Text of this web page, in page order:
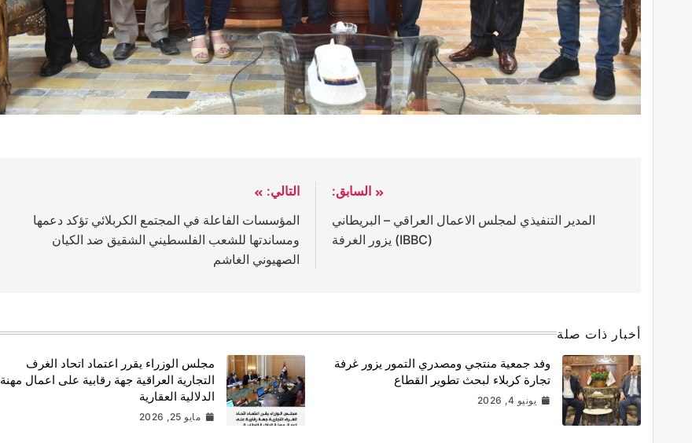
السابق:
المدير التنفيذي لمجلس الاعمال العراقي – البريطاني
(IBBC) يزور الغرفة
التالي:
المؤسسات الفاعلة في المجتمع الكربلائي تؤكد دعمها
ومساندتها للشعب الفلسطيني الشقيق ضد الكيان
الصهيوني الغاشم
أخبار ذات صلة
وفد جمعية منتجي ومصدري التمور يزور غرفة
تجارة كربلاء لبحث تطوير القطاع
يونيو 4, 2026
مجلس الوزراء يقرر اعتماد اتحاد الغرف
التجارية العراقية جهة رقابية على اعمال مهنة
الدلالية العقارية
مايو 25, 2026